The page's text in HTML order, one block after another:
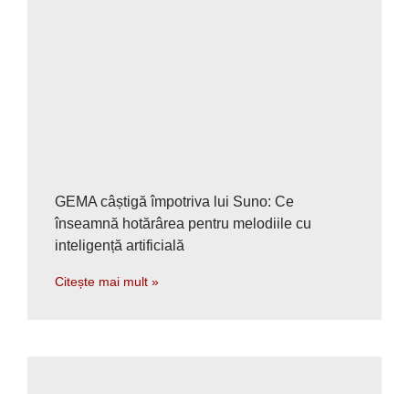
GEMA câștigă împotriva lui Suno: Ce
înseamnă hotărârea pentru melodiile cu
inteligență artificială
Citește mai mult »